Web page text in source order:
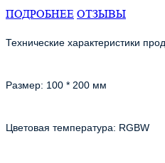
ПОДРОБНЕЕ ОТЗЫВЫ
Технические характеристики
Размер: 100 * 200 мм
Цветовая температура: RGBW